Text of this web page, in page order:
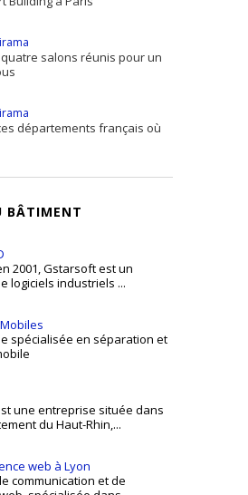
salons réunis pour un
départements français où
BÂTIMENT
2001, Gstarsoft est un
logiciels industriels ...
spécialisée en séparation et
une entreprise située dans
du Haut-Rhin,...
web à Lyon
communication et de